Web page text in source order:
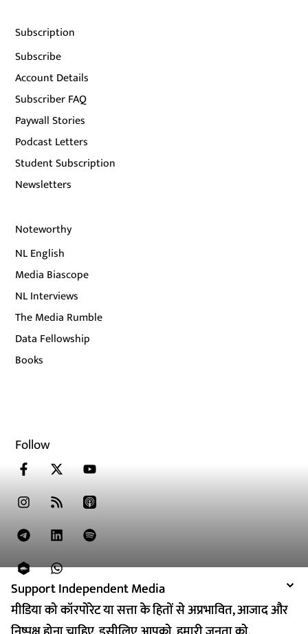
Support Independent Media
मीडिया को कॉरपोरेट या सत्ता के हितों से अप्रभावित, आजाद और
Support Independent Media
मीडिया को कॉरपोरेट या सत्ता के हितों से अप्रभावित, आजाद और
Subscription
Subscribe
Account Details
Subscriber FAQ
Paywall Stories
Podcast Letters
Student Subscription
Newsletters
Noteworthy
NL English
Media Biascope
NL Interviews
The Media Rumble
Data Fellowship
Books
Follow